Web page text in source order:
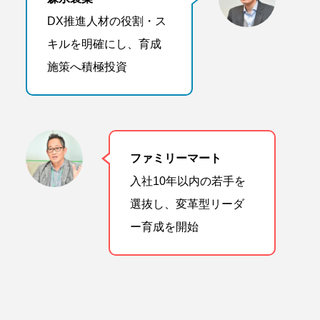
DX推進人材の役割・ス
キルを明確にし、育成
施策へ積極投資
ファミリーマート
入社10年以内の若手を
選抜し、変革型リーダ
ー育成を開始